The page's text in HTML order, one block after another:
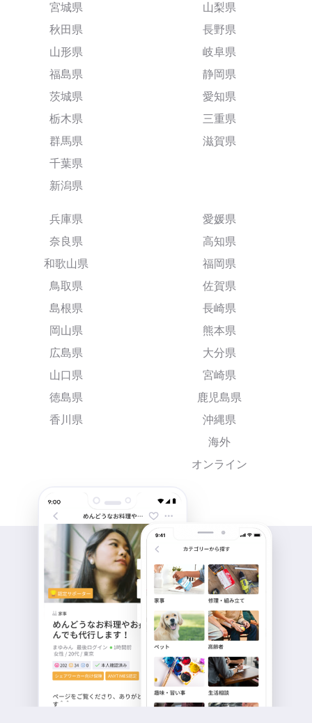
宮城県
秋田県
山形県
福島県
茨城県
栃木県
群馬県
千葉県
新潟県
山梨県
長野県
岐阜県
静岡県
愛知県
三重県
滋賀県
兵庫県
奈良県
和歌山県
鳥取県
島根県
岡山県
広島県
山口県
徳島県
香川県
愛媛県
高知県
福岡県
佐賀県
長崎県
熊本県
大分県
宮崎県
鹿児島県
沖縄県
海外
オンライン